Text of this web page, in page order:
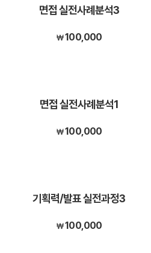
면접 실전사례분석3
100,000
면접 실전사례분석1
100,000
기획력/발표 실전과정3
100,000